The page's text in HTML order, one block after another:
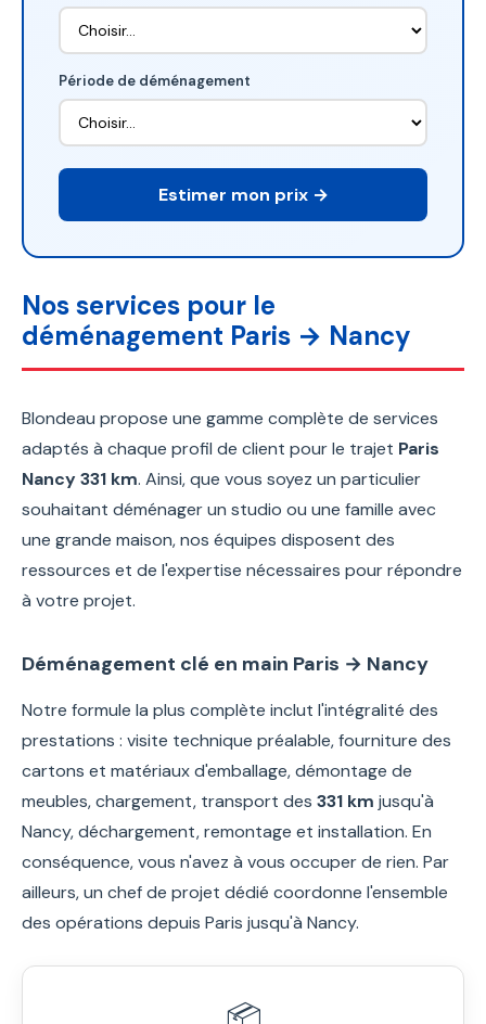
Période de déménagement
Estimer mon prix →
Nos services pour le
déménagement Paris → Nancy
Blondeau propose une gamme complète de services
adaptés à chaque profil de client pour le trajet Paris
Nancy 331 km. Ainsi, que vous soyez un particulier
souhaitant déménager un studio ou une famille avec
une grande maison, nos équipes disposent des
ressources et de l'expertise nécessaires pour répondre
à votre projet.
Déménagement clé en main Paris → Nancy
Notre formule la plus complète inclut l'intégralité des
prestations : visite technique préalable, fourniture des
cartons et matériaux d'emballage, démontage de
meubles, chargement, transport des 331 km jusqu'à
Nancy, déchargement, remontage et installation. En
conséquence, vous n'avez à vous occuper de rien. Par
ailleurs, un chef de projet dédié coordonne l'ensemble
des opérations depuis Paris jusqu'à Nancy.